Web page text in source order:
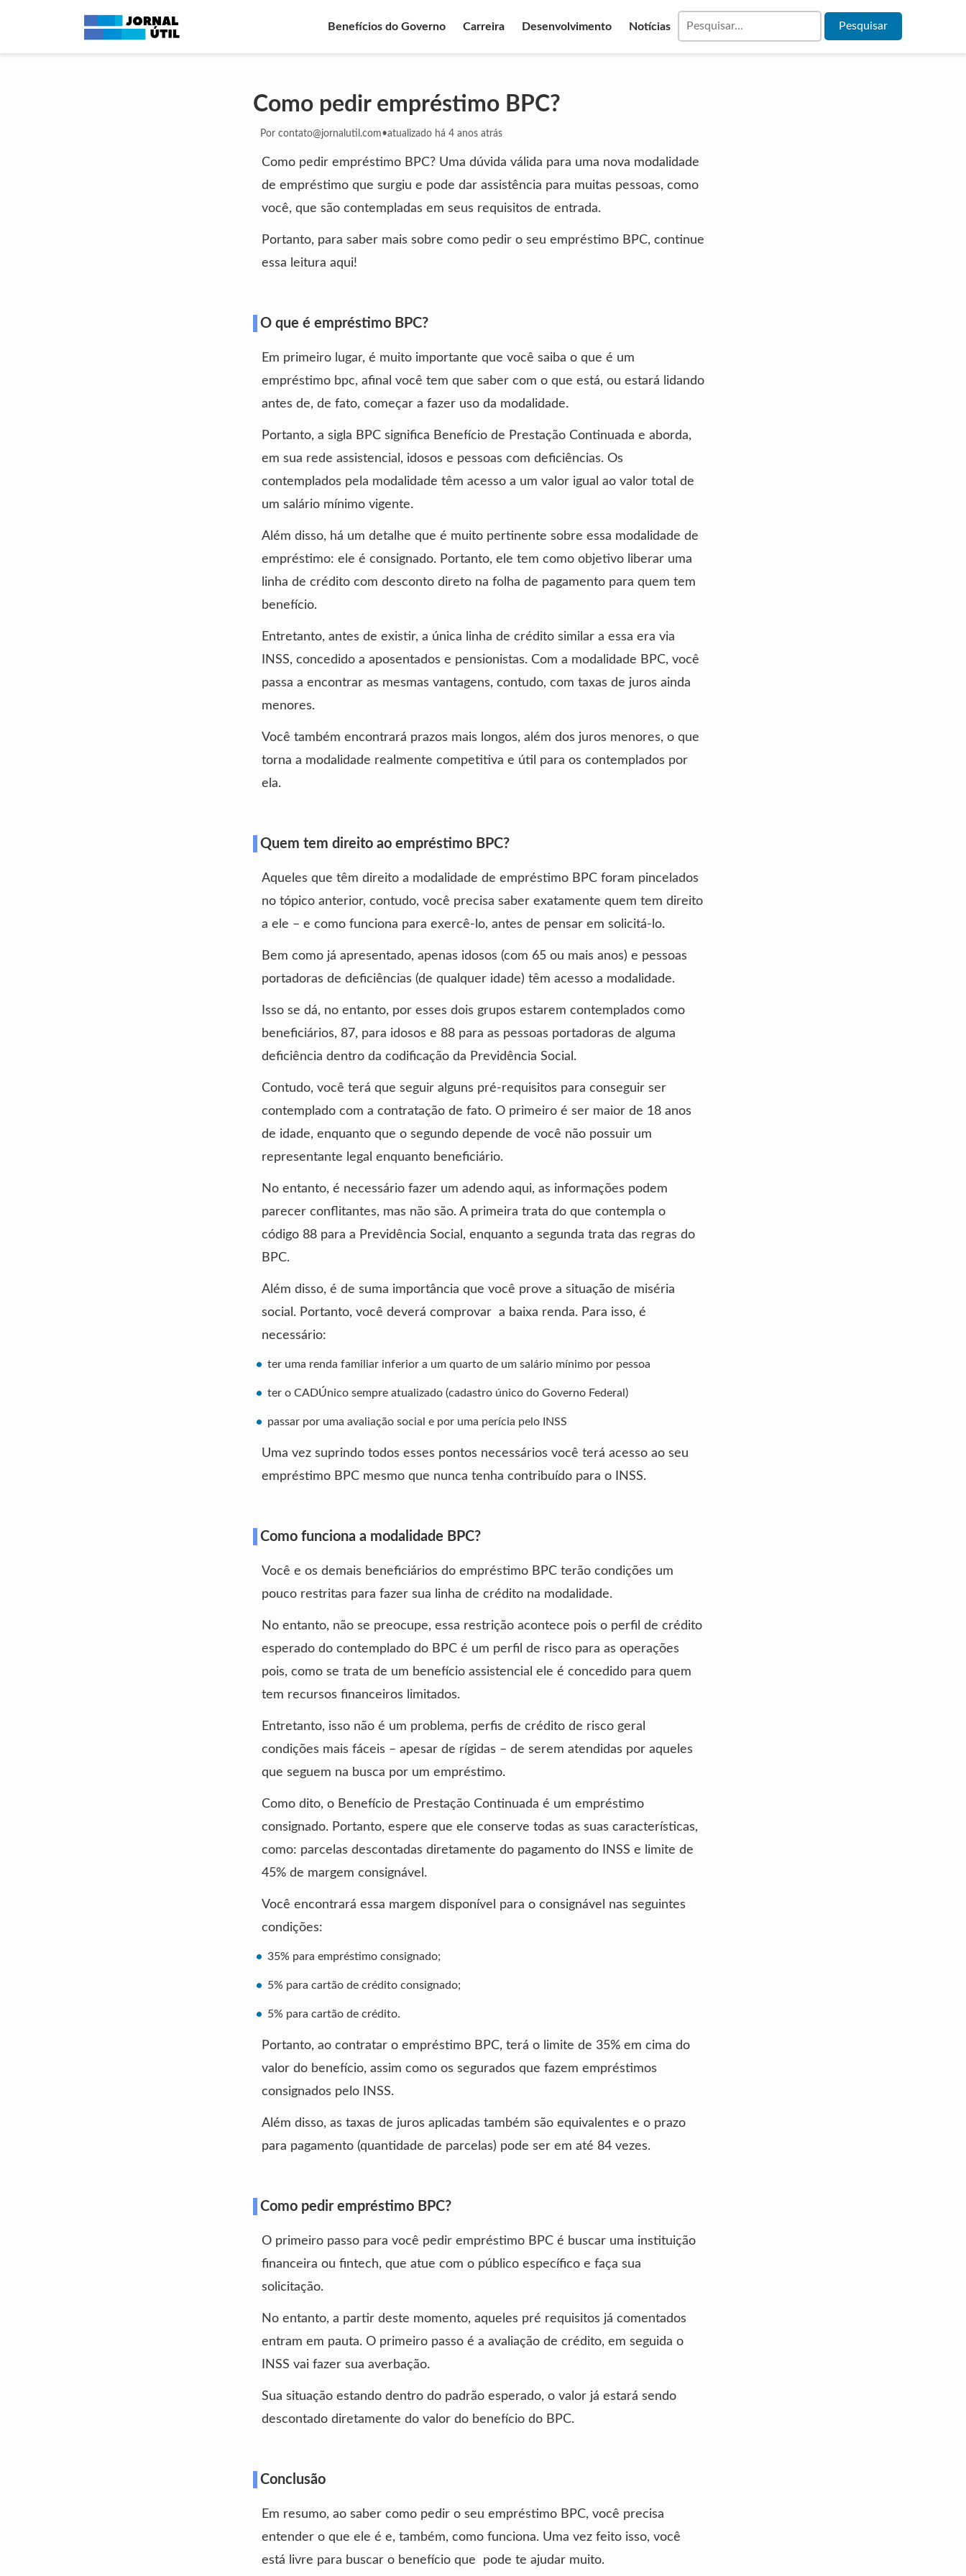
Benefícios do Governo Carreira Desenvolvimento Notícias
Como pedir empréstimo BPC?
Por contato@jornalutil.com•atualizado há 4 anos atrás
Como pedir empréstimo BPC? Uma dúvida válida para uma nova modalidade
de empréstimo que surgiu e pode dar assistência para muitas pessoas, como
você, que são contempladas em seus requisitos de entrada.
Portanto, para saber mais sobre como pedir o seu empréstimo BPC, continue
essa leitura aqui!
O que é empréstimo BPC?
Em primeiro lugar, é muito importante que você saiba o que é um
empréstimo bpc, afinal você tem que saber com o que está, ou estará lidando
antes de, de fato, começar a fazer uso da modalidade.
Portanto, a sigla BPC significa Benefício de Prestação Continuada e aborda,
em sua rede assistencial, idosos e pessoas com deficiências. Os
contemplados pela modalidade têm acesso a um valor igual ao valor total de
um salário mínimo vigente.
Além disso, há um detalhe que é muito pertinente sobre essa modalidade de
empréstimo: ele é consignado. Portanto, ele tem como objetivo liberar uma
linha de crédito com desconto direto na folha de pagamento para quem tem
benefício.
Entretanto, antes de existir, a única linha de crédito similar a essa era via
INSS, concedido a aposentados e pensionistas. Com a modalidade BPC, você
passa a encontrar as mesmas vantagens, contudo, com taxas de juros ainda
menores.
Você também encontrará prazos mais longos, além dos juros menores, o que
torna a modalidade realmente competitiva e útil para os contemplados por
ela.
Quem tem direito ao empréstimo BPC?
Aqueles que têm direito a modalidade de empréstimo BPC foram pincelados
no tópico anterior, contudo, você precisa saber exatamente quem tem direito
a ele – e como funciona para exercê-lo, antes de pensar em solicitá-lo.
Bem como já apresentado, apenas idosos (com 65 ou mais anos) e pessoas
portadoras de deficiências (de qualquer idade) têm acesso a modalidade.
Isso se dá, no entanto, por esses dois grupos estarem contemplados como
beneficiários, 87, para idosos e 88 para as pessoas portadoras de alguma
deficiência dentro da codificação da Previdência Social.
Contudo, você terá que seguir alguns pré-requisitos para conseguir ser
contemplado com a contratação de fato. O primeiro é ser maior de 18 anos
de idade, enquanto que o segundo depende de você não possuir um
representante legal enquanto beneficiário.
No entanto, é necessário fazer um adendo aqui, as informações podem
parecer conflitantes, mas não são. A primeira trata do que contempla o
código 88 para a Previdência Social, enquanto a segunda trata das regras do
BPC.
Além disso, é de suma importância que você prove a situação de miséria
social. Portanto, você deverá comprovar a baixa renda. Para isso, é
necessário:
ter uma renda familiar inferior a um quarto de um salário mínimo por pessoa
ter o CADÚnico sempre atualizado (cadastro único do Governo Federal)
passar por uma avaliação social e por uma perícia pelo INSS
Uma vez suprindo todos esses pontos necessários você terá acesso ao seu
empréstimo BPC mesmo que nunca tenha contribuído para o INSS.
Como funciona a modalidade BPC?
Você e os demais beneficiários do empréstimo BPC terão condições um
pouco restritas para fazer sua linha de crédito na modalidade.
No entanto, não se preocupe, essa restrição acontece pois o perfil de crédito
esperado do contemplado do BPC é um perfil de risco para as operações
pois, como se trata de um benefício assistencial ele é concedido para quem
tem recursos financeiros limitados.
Entretanto, isso não é um problema, perfis de crédito de risco geral
condições mais fáceis – apesar de rígidas – de serem atendidas por aqueles
que seguem na busca por um empréstimo.
Como dito, o Benefício de Prestação Continuada é um empréstimo
consignado. Portanto, espere que ele conserve todas as suas características,
como: parcelas descontadas diretamente do pagamento do INSS e limite de
45% de margem consignável.
Você encontrará essa margem disponível para o consignável nas seguintes
condições:
35% para empréstimo consignado;
5% para cartão de crédito consignado;
5% para cartão de crédito.
Portanto, ao contratar o empréstimo BPC, terá o limite de 35% em cima do
valor do benefício, assim como os segurados que fazem empréstimos
consignados pelo INSS.
Além disso, as taxas de juros aplicadas também são equivalentes e o prazo
para pagamento (quantidade de parcelas) pode ser em até 84 vezes.
Como pedir empréstimo BPC?
O primeiro passo para você pedir empréstimo BPC é buscar uma instituição
financeira ou fintech, que atue com o público específico e faça sua
solicitação.
No entanto, a partir deste momento, aqueles pré requisitos já comentados
entram em pauta. O primeiro passo é a avaliação de crédito, em seguida o
INSS vai fazer sua averbação.
Sua situação estando dentro do padrão esperado, o valor já estará sendo
descontado diretamente do valor do benefício do BPC.
Conclusão
Em resumo, ao saber como pedir o seu empréstimo BPC, você precisa
entender o que ele é e, também, como funciona. Uma vez feito isso, você
está livre para buscar o benefício que pode te ajudar muito.